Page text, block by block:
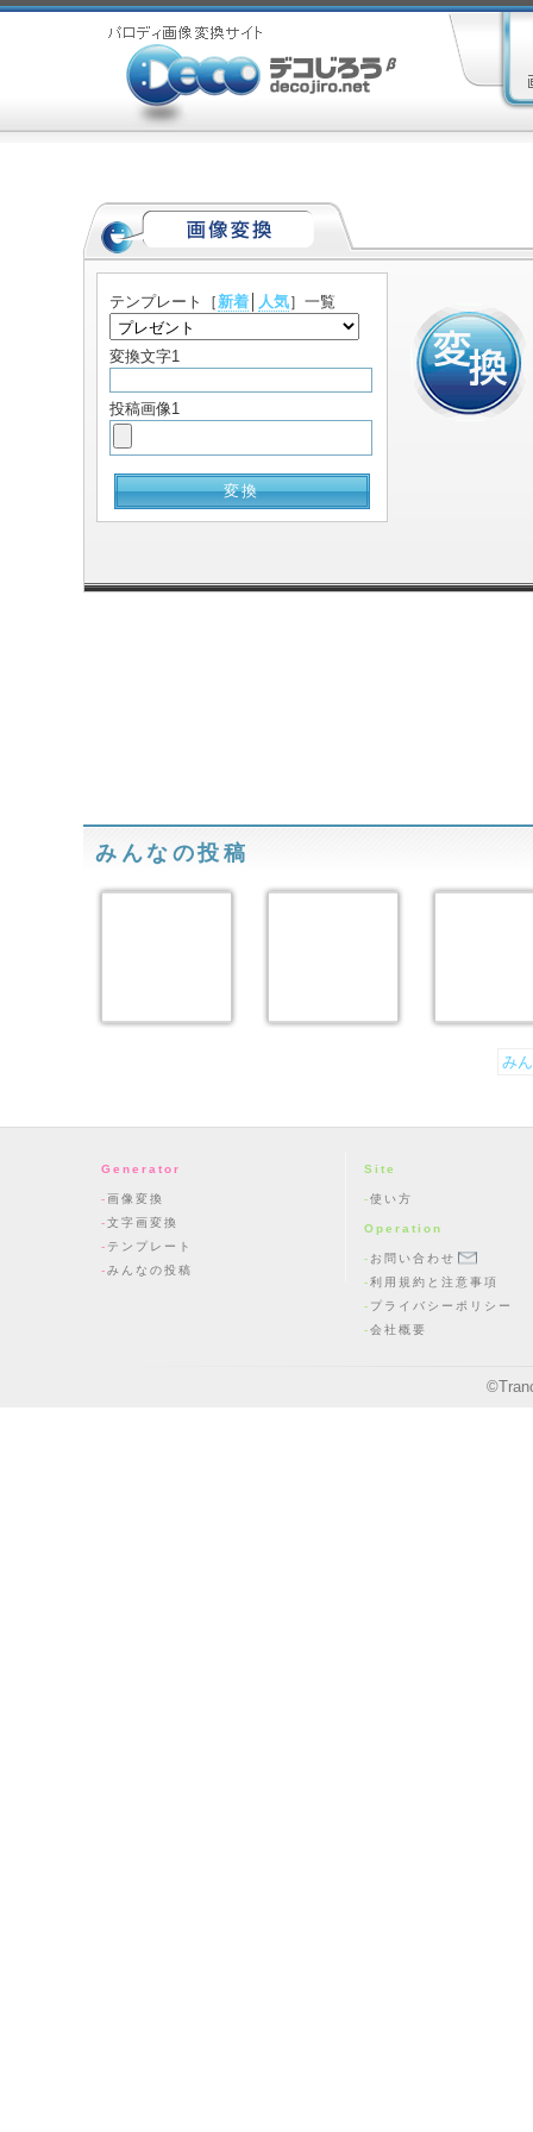
テンプレート ［新着 人気］一覧
変換文字1
投稿画像1
みんなの投稿
み
Generator
画像変換
文字画変換
テンプレート
みんなの投稿
Site
使い方
Operation
お問い合わせ
利用規約と注意事項
プライバシーポリシー
会社概要
©